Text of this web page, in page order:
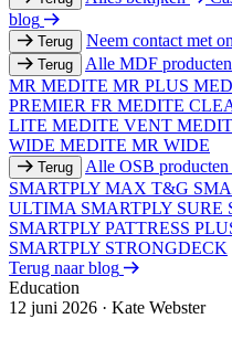
blog
Terug Neem contact met
Terug Alle MDF producten
MR MEDITE MR PLUS
PREMIER FR MEDITE
LITE MEDITE VENT
WIDE MEDITE MR WIDE
Terug Alle OSB producten
SMARTPLY MAX T&G
ULTIMA SMARTPLY SURE
SMARTPLY PATTRESS
SMARTPLY STRONGDECK
Terug naar blog
Education
12 juni 2026 · Kate Webster